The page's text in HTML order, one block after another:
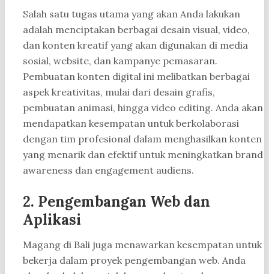
Salah satu tugas utama yang akan Anda lakukan
adalah menciptakan berbagai desain visual, video,
dan konten kreatif yang akan digunakan di media
sosial, website, dan kampanye pemasaran.
Pembuatan konten digital ini melibatkan berbagai
aspek kreativitas, mulai dari desain grafis,
pembuatan animasi, hingga video editing. Anda akan
mendapatkan kesempatan untuk berkolaborasi
dengan tim profesional dalam menghasilkan konten
yang menarik dan efektif untuk meningkatkan brand
awareness dan engagement audiens.
2. Pengembangan Web dan
Aplikasi
Magang di Bali juga menawarkan kesempatan untuk
bekerja dalam proyek pengembangan web. Anda